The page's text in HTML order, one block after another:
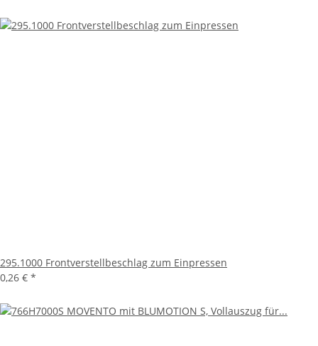
295.1000 Frontverstellbeschlag zum Einpressen
0,26 € *